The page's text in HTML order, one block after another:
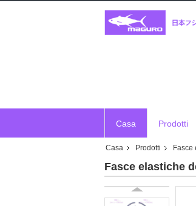
Casa Prodotti
Casa Prodotti Fasce
Fasce elastiche